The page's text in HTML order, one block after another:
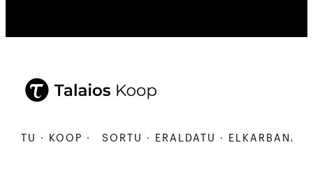
· KOOP · SORTU · ERALDATU · ELKARBANATU ·